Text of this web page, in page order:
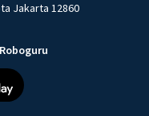
Jakarta 12860